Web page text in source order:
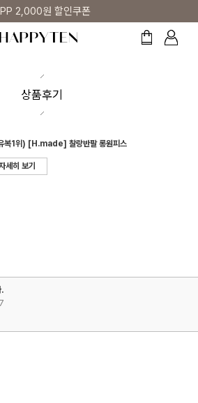
2,000원 할인쿠폰
상품후기
복1위) [H.made] 찰랑반팔 롱원피스
세히 보기
.